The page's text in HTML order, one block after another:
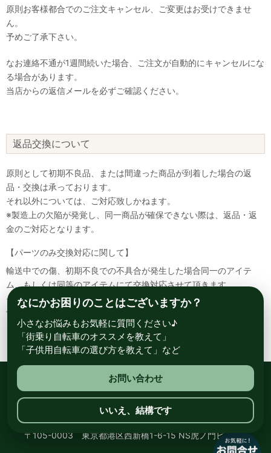
原則お客様都合でのご注文キャンセル、ご変更はお受けできませ
ん。
予めご了承下さい。
なお連絡不通が1週間続いた場合、ご注文が自動的にキャンセルにな
る場合があります。
当店からの返信メールを必ずご確認ください。
返品交換について
原則として初期不良品、または間違った商品が到着した場合の返
品・交換は承っております。
それ以外については、ご対応致しかねます。
※製造上の欠陥が発覚し、同一商品が確保できない際は、返品・返
金のご対応となります。
【パーツのみ交換対応に関して】
輸送中での傷、初期不良での不具合が発生した場合同一のアイテ
ム、もしくは同等のアイテムにて交換対応させて頂きます。
その場合該当部品を着払いにて返送して頂く必要が御座いますので
予めご了承ください。
総合自転車専門店 サイクルスポット ル・サイク
〒105-0003 東京都港区西新橋1-6-15 NS虎ノ門ビル8階
なにかお困りのことはございますか？
小さなお悩みもお気軽に質問ください♪
「街乗り自転車のオススメを教えて」
「子供用自転車の選び方を教えて」など
お問い合わせ
いいえ、結構です